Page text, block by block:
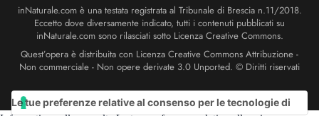
inNaturale.com è una testata registrata al Tribunale di Brescia n.11/2018.
Eccetto dove diversamente indicato, tutti i contenuti pubblicati su
inNaturale.com sono rilasciati sotto Licenza Creative Commons.
Quest’opera è distribuita con Licenza Creative Commons Attribuzione -
Non commerciale - Non opere derivate 3.0 Unported. © Diritti riservati
Le tue preferenze relative al consenso per le tecnologie di